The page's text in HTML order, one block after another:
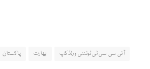
آئی سی سی ٹی ٹوئنٹی ورلڈکپ بھارت پاکستان